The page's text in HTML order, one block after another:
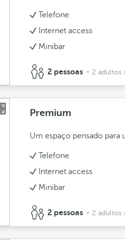
Telefone
Internet access
Minibar
2 pessoas 2 adultos
Premium
Um espaço pensado para
Telefone
Internet access
Minibar
2 pessoas 2 adultos